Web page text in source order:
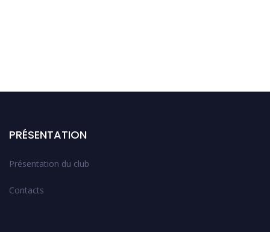
PRÉSENTATION
Présentation du club
Contacts